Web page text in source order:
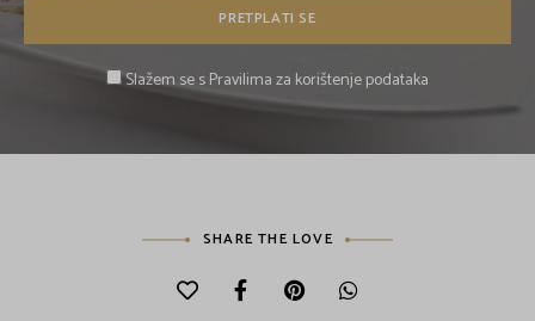
Slažem se s Pravilima za korištenje podataka
SHARE THE LOVE